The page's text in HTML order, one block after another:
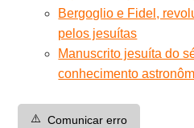
Bergoglio e Fidel,
pelos jesuítas
Manuscrito jesuíta do
conhecimento
⚠️ Comunicar erro